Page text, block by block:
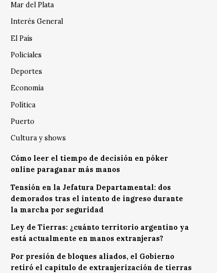
Mar del Plata
Interés General
El País
Policiales
Deportes
Economía
Política
Puerto
Cultura y shows
Cómo leer el tiempo de decisión en póker
online paraganar más manos
Tensión en la Jefatura Departamental: dos
demorados tras el intento de ingreso durante
la marcha por seguridad
Ley de Tierras: ¿cuánto territorio argentino ya
está actualmente en manos extranjeras?
Por presión de bloques aliados, el Gobierno
retiró el capítulo de extranjerización de tierras